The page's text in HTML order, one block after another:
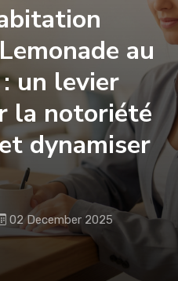
au
un levier
la notoriété
dynamiser
02 December 2025